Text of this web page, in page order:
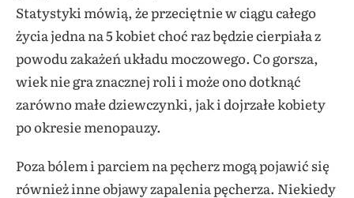
Statystyki mówią, że przeciętnie w ciągu całego
życia jedna na 5 kobiet choć raz będzie cierpiała z
powodu zakażeń układu moczowego. Co gorsza,
wiek nie gra znacznej roli i może ono dotknąć
zarówno małe dziewczynki, jak i dojrzałe kobiety
po okresie menopauzy.
Poza bólem i parciem na pęcherz mogą pojawić się
również inne objawy zapalenia pęcherza. Niekiedy